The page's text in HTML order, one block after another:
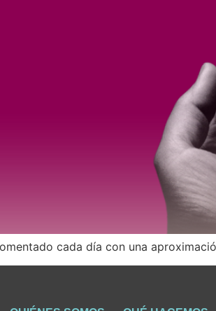
cada día con una